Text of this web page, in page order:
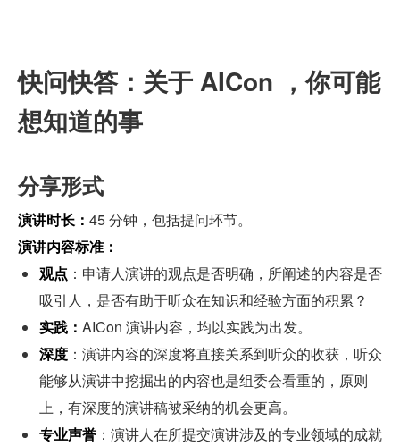
快问快答：关于 AICon ，你可能
想知道的事
分享形式
演讲时长： 45 分钟，包括提问环节。
演讲内容标准：
观点 ：申请人演讲的观点是否明确，所阐述的内容是否
吸引人，是否有助于听众在知识和经验方面的积累？
实践： AICon 演讲内容，均以实践为出发。
深度 ：演讲内容的深度将直接关系到听众的收获，听众
能够从演讲中挖掘出的内容也是组委会看重的，原则
上，有深度的演讲稿被采纳的机会更高。
专业声誉 ：演讲人在所提交演讲涉及的专业领域的成就